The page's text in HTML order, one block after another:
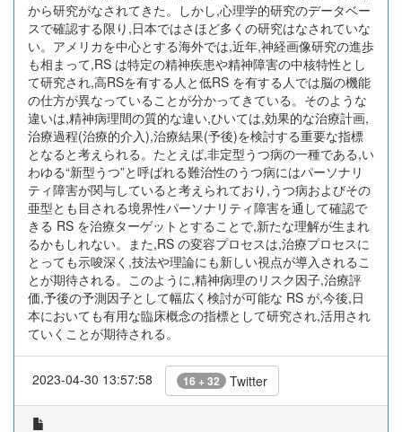
から研究がなされてきた。しかし,心理学的研究のデータベー
スで確認する限り,日本ではさほど多くの研究はなされていな
い。アメリカを中心とする海外では,近年,神経画像研究の進歩
も相まって,RS は特定の精神疾患や精神障害の中核特性とし
て研究され,高RSを有する人と低RS を有する人では脳の機能
の仕方が異なっていることが分かってきている。そのような
違いは,精神病理間の質的な違い,ひいては,効果的な治療計画,
治療過程(治療的介入),治療結果(予後)を検討する重要な指標
となると考えられる。たとえば,非定型うつ病の一種である,い
わゆる“新型うつ”と呼ばれる難治性のうつ病にはパーソナリ
ティ障害が関与していると考えられており,うつ病およびその
亜型とも目される境界性パーソナリティ障害を通して確認で
きる RS を治療ターゲットとすることで,新たな理解が生まれ
るかもしれない。また,RS の変容プロセスは,治療プロセスに
とっても示唆深く,技法や理論にも新しい視点が導入されるこ
とが期待される。このように,精神病理のリスク因子,治療評
価,予後の予測因子として幅広く検討が可能な RS が,今後,日
本においても有用な臨床概念の指標として研究され,活用され
ていくことが期待される。
2023-04-30 13:57:58 16 + 32 Twitter